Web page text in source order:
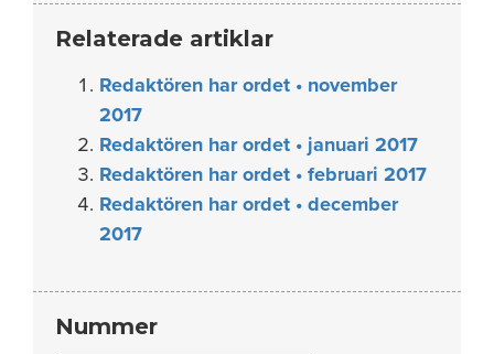
Relaterade artiklar
Redaktören har ordet • november
2017
Redaktören har ordet • januari 2017
Redaktören har ordet • februari 2017
Redaktören har ordet • december
2017
Nummer